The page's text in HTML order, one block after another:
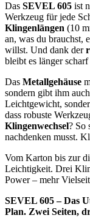
Das SEVEL 605 ist
Werkzeug für jede
Klingenlängen (10
an, was du brauchst,
willst. Und dank der
bleibt es länger
Das Metallgehäuse
sondern gibt ihm
Leichtgewicht,
dass robuste
Klingenwechsel? So
nachdenken musst.
Vom Karton bis zur
Leichtigkeit. Drei
Power – mehr
SEVEL 605 – Das
Plan. Zwei Seiten,